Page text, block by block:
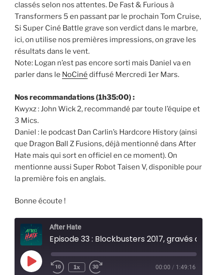
classés selon nos attentes. De Fast & Furious à
Transformers 5 en passant par le prochain Tom Cruise,
Si Super Ciné Battle grave son verdict dans le marbre,
ici, on utilise nos premières impressions, on grave les
résultats dans le vent.
Note: Logan n’est pas encore sorti mais Daniel va en
parler dans le NoCiné diffusé Mercredi 1er Mars.
Nos recommandations (1h35:00) :
Kwyxz : John Wick 2, recommandé par toute l’équipe et
3 Mics.
Daniel : le podcast Dan Carlin’s Hardcore History (ainsi
que Dragon Ball Z Fusions, déjà mentionné dans After
Hate mais qui sort en officiel en ce moment). On
mentionne aussi Super Robot Taisen V, disponible pour
la première fois en anglais.
Bonne écoute !
After Hate
Play
Episode
1x 00:00 / 1:49:16